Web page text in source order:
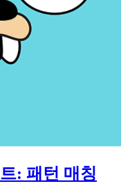
: 패턴 매칭